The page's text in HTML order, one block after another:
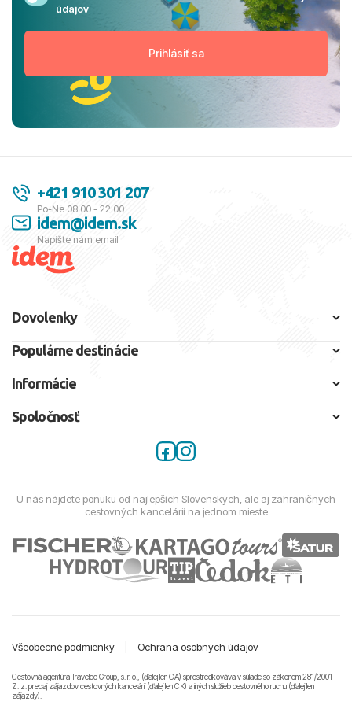
údajov
+421 910 301 207
Po-Ne 08:00 - 22:00
idem@idem.sk
Napíšte nám email
Dovolenky
Populárne destinácie
Informácie
Spoločnosť
U nás nájdete ponuku od najlepších Slovenských, ale aj zahraničných
cestovných kancelárií na jednom mieste
Všeobecné podmienky Ochrana osobných údajov
Cestovná agentúra Travelco Group, s. r. o., (ďalej len CA) sprostredkováva v súlade so zákonom 281/2001
Z. z. predaj zájazdov cestovných kancelárii (ďalej len CK) a iných služieb cestovného ruchu (ďalej len
zájazdy).